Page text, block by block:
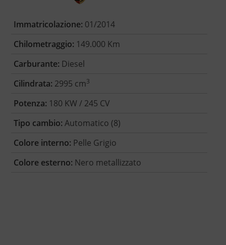
Immatricolazione: 01/2014
Chilometraggio: 149.000 Km
Carburante: Diesel
Cilindrata: 2995 cm3
Potenza: 180 KW / 245 CV
Tipo cambio: Automatico (8)
Colore interno: Pelle Grigio
Colore esterno: Nero metallizzato